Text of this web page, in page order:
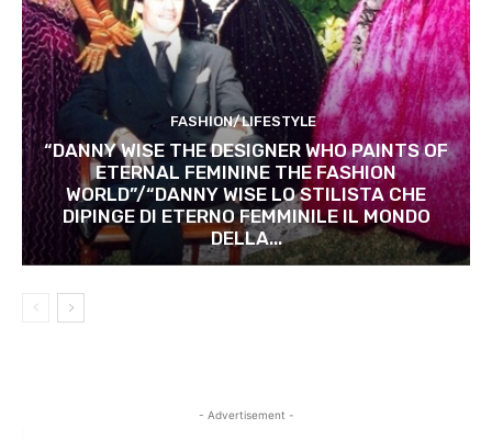
FASHION/LIFESTYLE
“DANNY WISE THE DESIGNER WHO PAINTS OF
ETERNAL FEMININE THE FASHION
WORLD”/“DANNY WISE LO STILISTA CHE
DIPINGE DI ETERNO FEMMINILE IL MONDO
DELLA...
- Advertisement -